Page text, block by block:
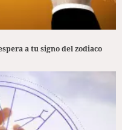
a tu signo del zodiaco